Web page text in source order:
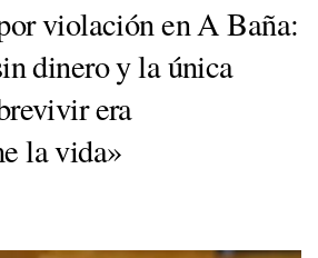
violación en A Baña:
dinero y la única
era
la vida»